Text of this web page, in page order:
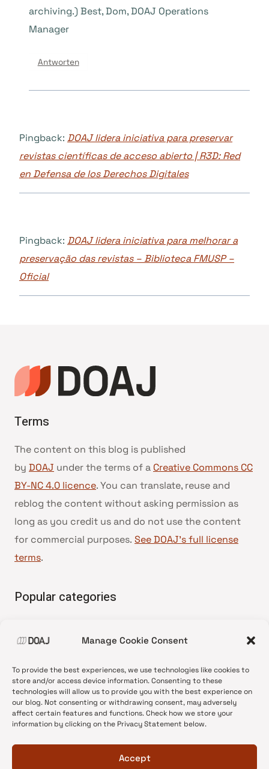
Manage Cookie Consent
To provide the best experiences, we use technologies like cookies to
store and/or access device information. Consenting to these
technologies will allow us to provide you with the best experience on
our blog. Not consenting or withdrawing consent, may adversely
affect certain features and functions. Check how we store your
information by clicking on the Privacy Statement below.
Accept
archiving.) Best, Dom, DOAJ Operations
Manager
Antworten
Pingback: DOAJ lidera iniciativa para preservar
revistas científicas de acceso abierto | R3D: Red
en Defensa de los Derechos Digitales
Pingback: DOAJ lidera iniciativa para melhorar a
preservação das revistas – Biblioteca FMUSP –
Oficial
Terms
The content on this blog is published
by DOAJ under the terms of a Creative Commons CC
BY-NC 4.0 licence. You can translate, reuse and
reblog the content without asking permission as
long as you credit us and do not use the content
for commercial purposes. See DOAJ’s full license
terms.
Popular categories
•News update
•Open Access
•DOAJ Ambassadors
•DOAJ Voices